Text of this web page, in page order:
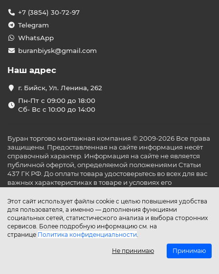
Этот сайт использует файлы cookie с целью повышения удобства
для пользователя, а именно — дополнения функциями
социальных сетей, статистического анализа и выбора сторонних
сервисов. Более подробную информацию см. на
странице Политика конфиденциальности.
Не принимаю Принимаю
+7 (3854) 30-72-97
Telegram
WhatsApp
buranbiysk@gmail.com
Наш адрес
г. Бийск, Ул. Ленина, 262
Пн-Пт с 09:00 до 18:00
Сб- Вс с 10:00 до 14:00
Буран торгово монтажная компания © 2009-2026 Все права
защищены. Предоставленная на сайте информация несёт
справочный характер. Информация на сайте не является
публичной офертой, определяемой положениями Статьи
437 ГК РФ. До оплаты товара удостоверьтесь во всех для вас
важных характеристиках в товаре и условиях его